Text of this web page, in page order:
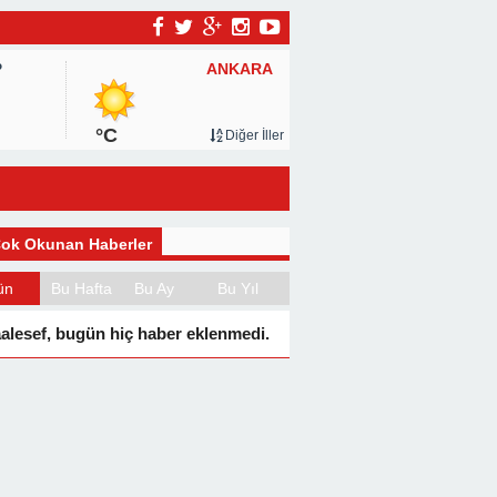
ANKARA
°C Diğer İller
Okunan Haberler
Bu Hafta Bu Ay Bu Yıl
bugün hiç haber eklenmedi.